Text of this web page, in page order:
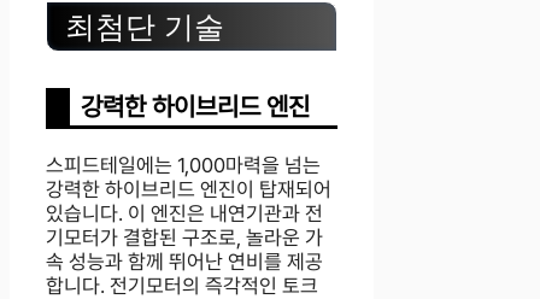
최첨단 기술
강력한 하이브리드 엔진
스피드테일에는 1,000마력을 넘는
강력한 하이브리드 엔진이 탑재되어
있습니다. 이 엔진은 내연기관과 전
기모터가 결합된 구조로, 놀라운 가
속 성능과 함께 뛰어난 연비를 제공
합니다. 전기모터의 즉각적인 토크